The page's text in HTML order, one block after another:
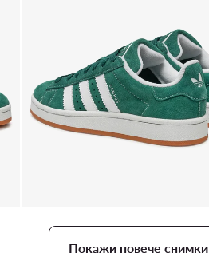
Покажи повече снимки